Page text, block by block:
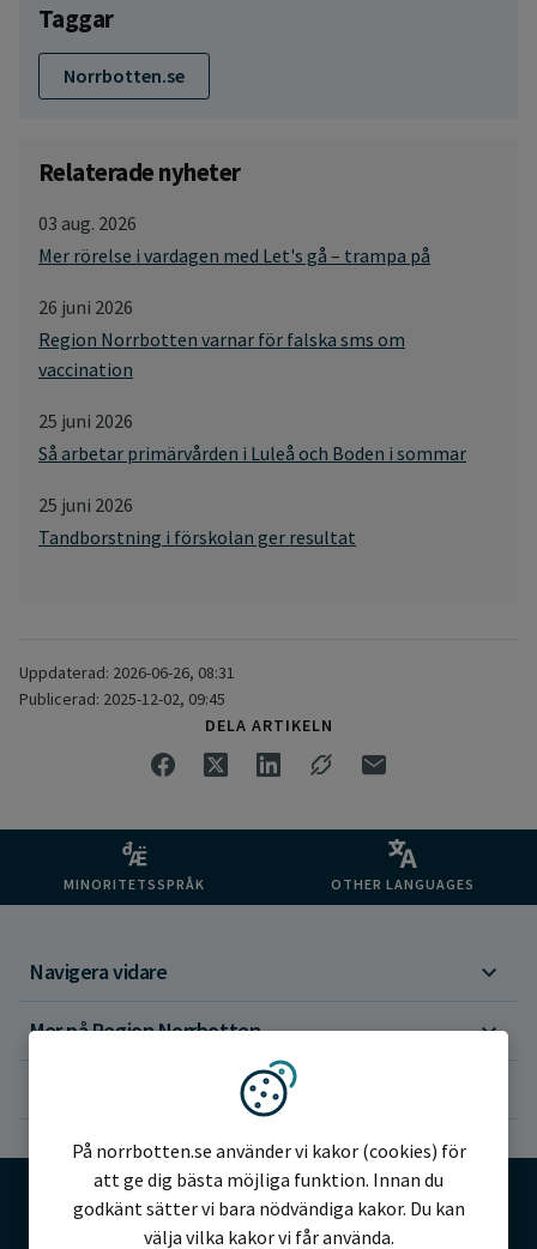
Taggar
Norrbotten.se
Relaterade nyheter
03 aug. 2026
Mer rörelse i vardagen med Let's gå – trampa på
26 juni 2026
Region Norrbotten varnar för falska sms om
vaccination
25 juni 2026
Så arbetar primärvården i Luleå och Boden i sommar
25 juni 2026
Tandborstning i förskolan ger resultat
Uppdaterad: 2026-06-26, 08:31
Publicerad: 2025-12-02, 09:45
DELA ARTIKELN
MINORITETSSPRÅK OTHER LANGUAGES
Navigera vidare
Mer på Region Norrbotten
Vi använder kakor
På norrbotten.se använder vi kakor (cookies) för
att ge dig bästa möjliga funktion. Innan du
godkänt sätter vi bara nödvändiga kakor. Du kan
välja vilka kakor vi får använda.